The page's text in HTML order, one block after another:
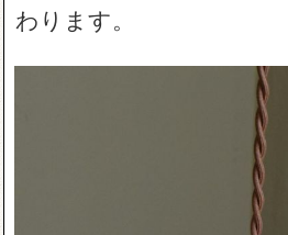
わります。